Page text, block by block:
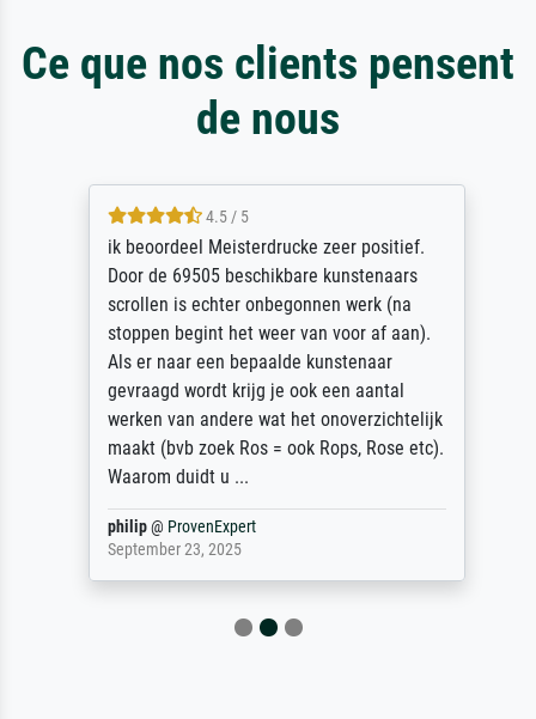
Ce que nos clients pensent
de nous
4.5 / 5
ik beoordeel Meisterdrucke zeer positief.
Door de 69505 beschikbare kunstenaars
scrollen is echter onbegonnen werk (na
stoppen begint het weer van voor af aan).
Als er naar een bepaalde kunstenaar
gevraagd wordt krijg je ook een aantal
werken van andere wat het onoverzichtelijk
maakt (bvb zoek Ros = ook Rops, Rose etc).
Waarom duidt u ...
philip@ProvenExpert
September 23, 2025